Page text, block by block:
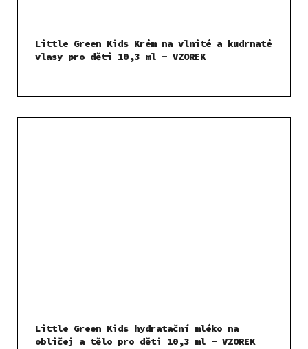
Little Green Kids Krém na vlnité a kudrnaté
vlasy pro děti 10,3 ml - VZOREK
Little Green Kids hydratační mléko na
obličej a tělo pro děti 10,3 ml - VZOREK